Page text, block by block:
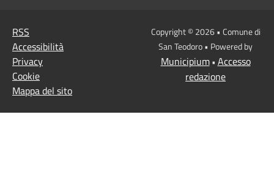
RSS
Accessibilità
Privacy
Cookie
Mappa del sito
Copyright © 2026 • Comune di
San Teodoro • Powered by
Municipium• Accesso
redazione